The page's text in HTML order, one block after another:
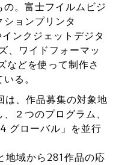
。富士フイルムビジ
ョンプリンタ
ンクジェットデジタ
、ワイドフォーマッ
などを使って制作さ
る。
は、作品募集の対象地
２つのプログラム、
グローバル」を並行
地域から281作品の応